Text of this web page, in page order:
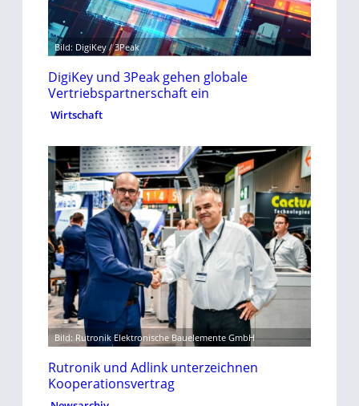
Bild: DigiKey / 3Peak
DigiKey und 3Peak gehen globale
Vertriebspartnerschaft ein
Wirtschaft
Bild: Rutronik Elektronische Bauelemente GmbH
Rutronik und Adlink unterzeichnen
Kooperationsvertrag